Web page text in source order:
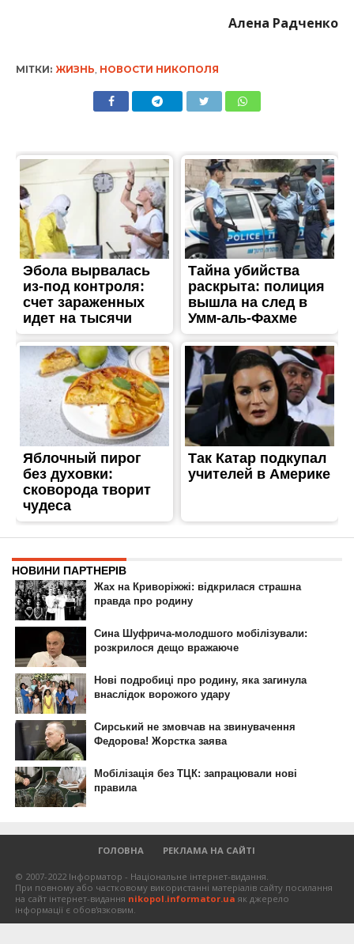
ГОЛОВНА РЕКЛАМА НА САЙТІ
© 2007-2022 Інформатор - Національне інтернет-видання.
При повному або частковому використанні матеріалів сайту посилання
на сайт інтернет-виданняnikopol.informator.uaяк джерело
інформації є обов'язковим.